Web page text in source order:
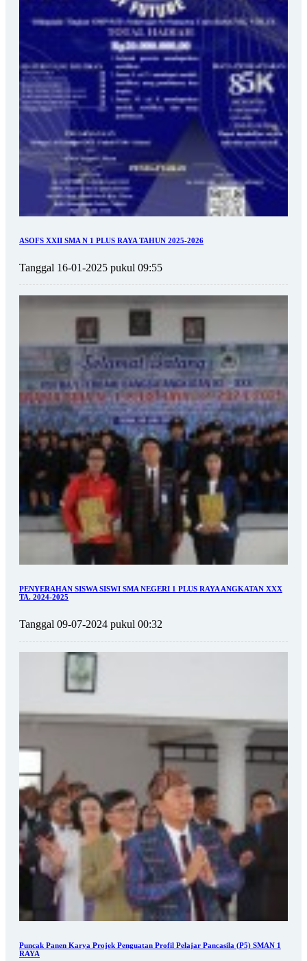
ASOFS XXII SMA N 1 PLUS RAYA TAHUN 2025-2026
Tanggal 16-01-2025 pukul 09:55
PENYERAHAN SISWA SISWI SMA NEGERI 1 PLUS RAYA ANGKATAN XXX
TA. 2024-2025
Tanggal 09-07-2024 pukul 00:32
Puncak Panen Karya Projek Penguatan Profil Pelajar Pancasila (P5) SMAN 1
RAYA